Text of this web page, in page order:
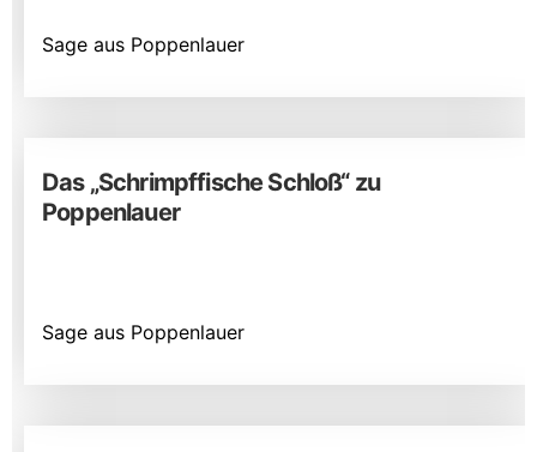
Sage aus Poppenlauer
Das „Schrimpffische Schloß“ zu
Poppenlauer
Sage aus Poppenlauer